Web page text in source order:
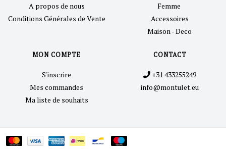
A propos de nous
Conditions Générales de Vente
Femme
Accessoires
Maison - Deco
MON COMPTE
S'inscrire
Mes commandes
Ma liste de souhaits
CONTACT
+31 433255249
info@montulet.eu